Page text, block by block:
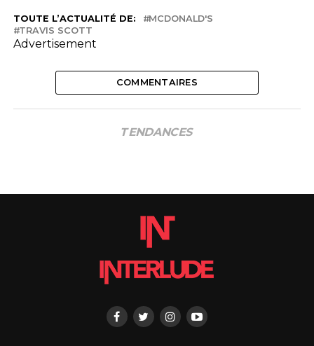
TOUTE L’ACTUALITÉ DE:
MCDONALD'S
TRAVIS SCOTT
Advertisement
COMMENTAIRES
TENDANCES